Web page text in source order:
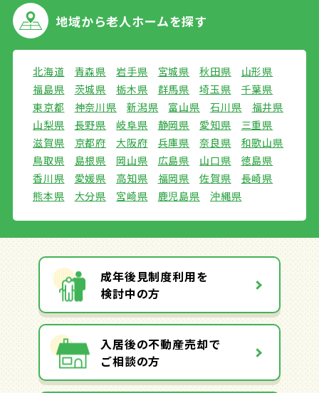
地域から老人ホームを探す
北海道 青森県 岩手県 宮城県 秋田県
山形県
福島県
茨城県 栃木県 群馬県 埼玉県
千葉県
東京都
神奈川県 新潟県 富山県 石川県
福井県
山梨県
長野県 岐阜県 静岡県 愛知県
三重県
滋賀県
京都府 大阪府 兵庫県 奈良県
和歌山県
鳥取県
島根県 岡山県 広島県 山口県
徳島県
香川県
愛媛県 高知県 福岡県 佐賀県
長崎県
熊本県
大分県 宮崎県 鹿児島県 沖縄県
成年後見制度利用を
検討中の方
入居後の不動産売却で
ご相談の方